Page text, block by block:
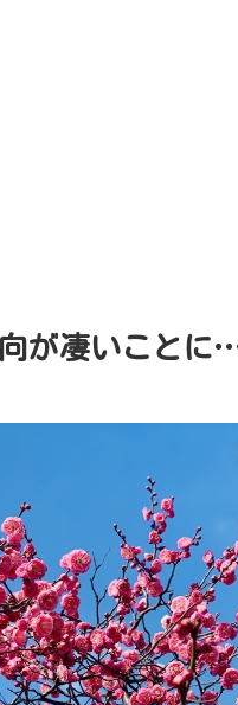
が凄いことに